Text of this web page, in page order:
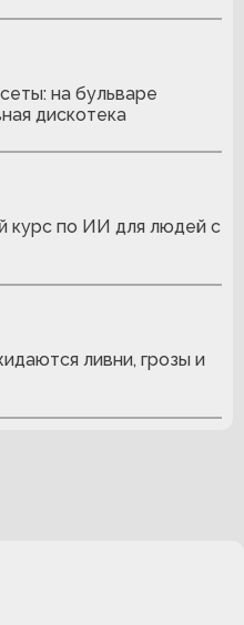
на бульваре
дискотека
курс по ИИ для людей с
ливни, грозы и